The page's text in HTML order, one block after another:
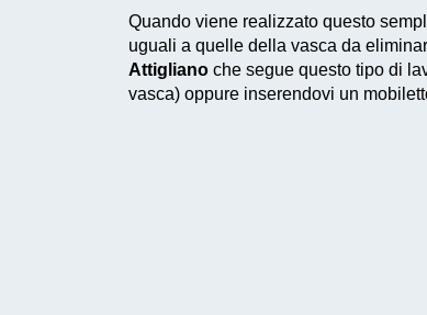
Quando viene realizzato questo
uguali a quelle della vasca da
Attigliano che segue questo tipo di
vasca) oppure inserendovi un